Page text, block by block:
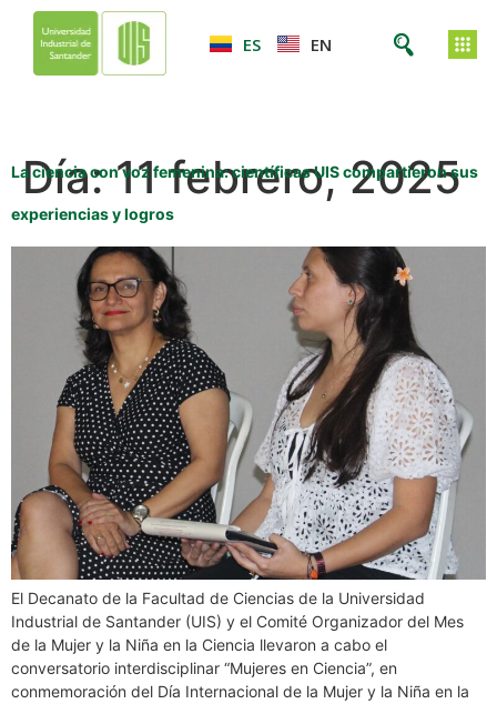
ES EN
Día:11 febrero, 2025
La ciencia con voz femenina: científicas UIS compartieron sus
experiencias y logros
El Decanato de la Facultad de Ciencias de la Universidad
Industrial de Santander (UIS) y el Comité Organizador del Mes
de la Mujer y la Niña en la Ciencia llevaron a cabo el
conversatorio interdisciplinar “Mujeres en Ciencia”, en
conmemoración del Día Internacional de la Mujer y la Niña en la